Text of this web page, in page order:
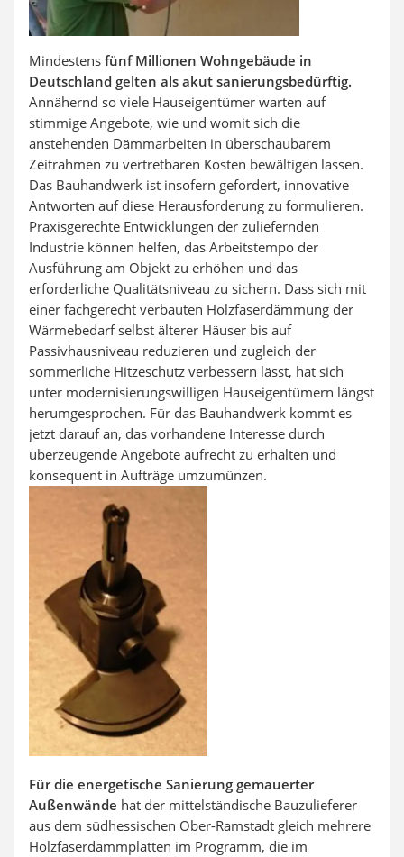
Mindestens fünf Millionen Wohngebäude in
Deutschland gelten als akut sanierungsbedürftig.
Annähernd so viele Hauseigentümer warten auf
stimmige Angebote, wie und womit sich die
anstehenden Dämmarbeiten in überschaubarem
Zeitrahmen zu vertretbaren Kosten bewältigen lassen.
Das Bauhandwerk ist insofern gefordert, innovative
Antworten auf diese Herausforderung zu formulieren.
Praxisgerechte Entwicklungen der zuliefernden
Industrie können helfen, das Arbeitstempo der
Ausführung am Objekt zu erhöhen und das
erforderliche Qualitätsniveau zu sichern. Dass sich mit
einer fachgerecht verbauten Holzfaserdämmung der
Wärmebedarf selbst älterer Häuser bis auf
Passivhausniveau reduzieren und zugleich der
sommerliche Hitzeschutz verbessern lässt, hat sich
unter modernisierungswilligen Hauseigentümern längst
herumgesprochen. Für das Bauhandwerk kommt es
jetzt darauf an, das vorhandene Interesse durch
überzeugende Angebote aufrecht zu erhalten und
konsequent in Aufträge umzumünzen.
Für die energetische Sanierung gemauerter
Außenwände hat der mittelständische Bauzulieferer
aus dem südhessischen Ober-Ramstadt gleich mehrere
Holzfaserdämmplatten im Programm, die im